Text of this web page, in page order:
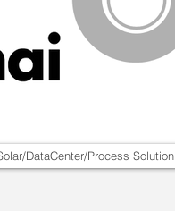
DataCenter/Process Solution